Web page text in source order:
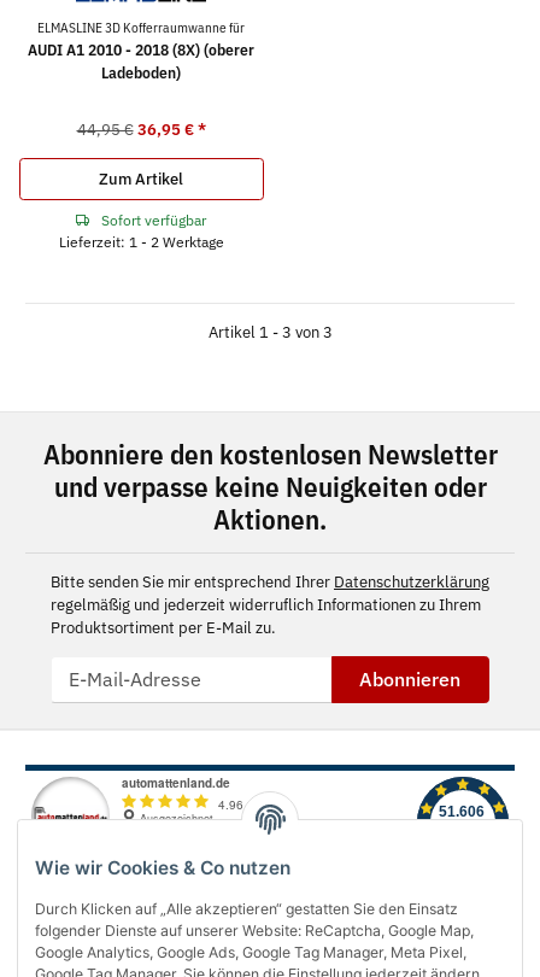
Wie wir Cookies & Co nutzen
Durch Klicken auf „Alle akzeptieren“ gestatten Sie den Einsatz
folgender Dienste auf unserer Website: ReCaptcha, Google Map,
Google Analytics, Google Ads, Google Tag Manager, Meta Pixel,
ELMASLINE 3D Kofferraumwanne für
AUDI A1 2010 - 2018 (8X) (oberer
Ladeboden)
44,95 € 36,95 €*
Zum Artikel
Sofort verfügbar
Lieferzeit: 1 - 2 Werktage
Artikel 1 - 3 von 3
Abonniere den kostenlosen Newsletter
und verpasse keine Neuigkeiten oder
Aktionen.
Bitte senden Sie mir entsprechend Ihrer Datenschutzerklärung
regelmäßig und jederzeit widerruflich Informationen zu Ihrem
Produktsortiment per E-Mail zu.
Abonnieren
Über uns